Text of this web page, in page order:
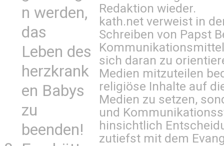
n werden,
das
Leben des
herzkrank
en Babys
zu
beenden!
Redaktion wieder.
kath.net verweist in
Schreiben von Papst
sich daran zu
Medien mitzuteilen
religiöse Inhalte auf
Medien zu setzen,
und
hinsichtlich
zutiefst mit dem